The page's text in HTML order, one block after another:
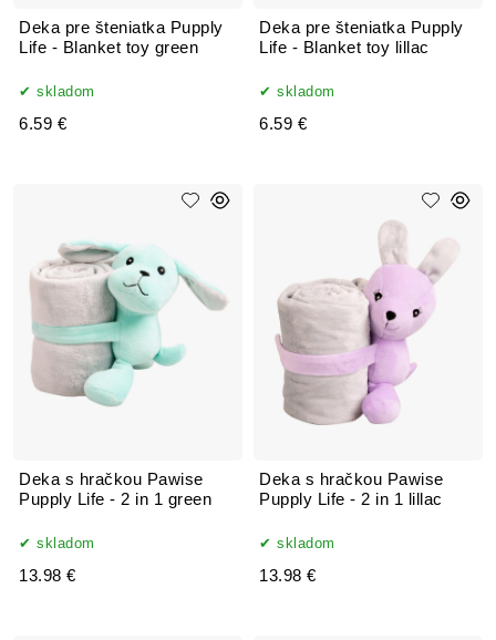
Deka pre šteniatka Pupply
Life - Blanket toy green
skladom
6.59 €
Deka pre šteniatka Pupply
Life - Blanket toy lillac
skladom
6.59 €
Deka s hračkou Pawise
Pupply Life - 2 in 1 green
skladom
13.98 €
Deka s hračkou Pawise
Pupply Life - 2 in 1 lillac
skladom
13.98 €